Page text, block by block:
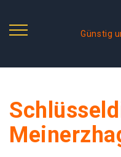
Günstig